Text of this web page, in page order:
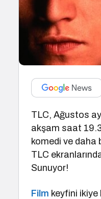
TLC, Ağustos
akşam saat
komedi ve daha
TLC
Sunuyor!
Film keyfini ikiye